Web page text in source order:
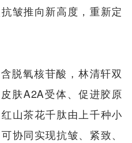
皱推向新高度，重新定
脱氧核苷酸，林清轩双
肤A2A受体、促进胶原
山茶花千肽由上千种小
协同实现抗皱、紧致、